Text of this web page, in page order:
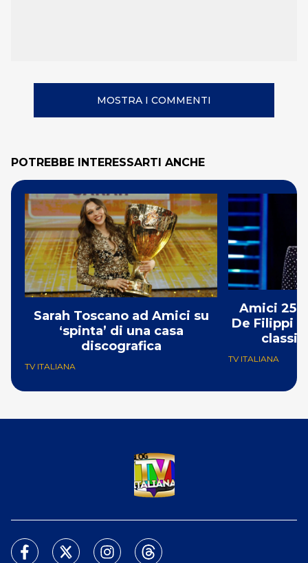
MOSTRA I COMMENTI
POTREBBE INTERESSARTI ANCHE
Sarah Toscano ad Amici su
‘spinta’ di una casa
discografica
TV ITALIANA
Amici 25:
De Filippi
TV ITALIANA